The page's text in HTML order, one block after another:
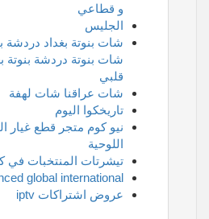
و قطاعي
الجليس
شات بنوتة بغداد دردشة
شات بنوتة دردشة بنوتة
قلبي
شات عراقنا شات لهفة
تاريخكوا اليوم
نيو كوم متجر قطع غيار
اللوحية
تيشرتات المنتخبات في
global international
عروض اشتراكات iptv